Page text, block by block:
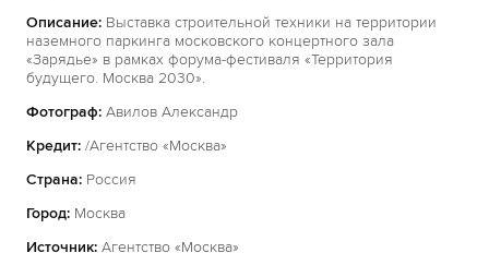
Описание: Выставка строительной техники на территории
наземного паркинга московского концертного зала
«Зарядье» в рамках форума-фестиваля «Территория
будущего. Москва 2030».
Фотограф: Авилов Александр
Кредит: /Агентство «Москва»
Страна: Россия
Город: Москва
Источник: Агентство «Москва»